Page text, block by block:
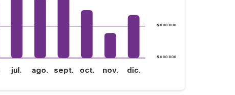
$600.000
$800.000
jul. ago. sept. oct. nov. dic.